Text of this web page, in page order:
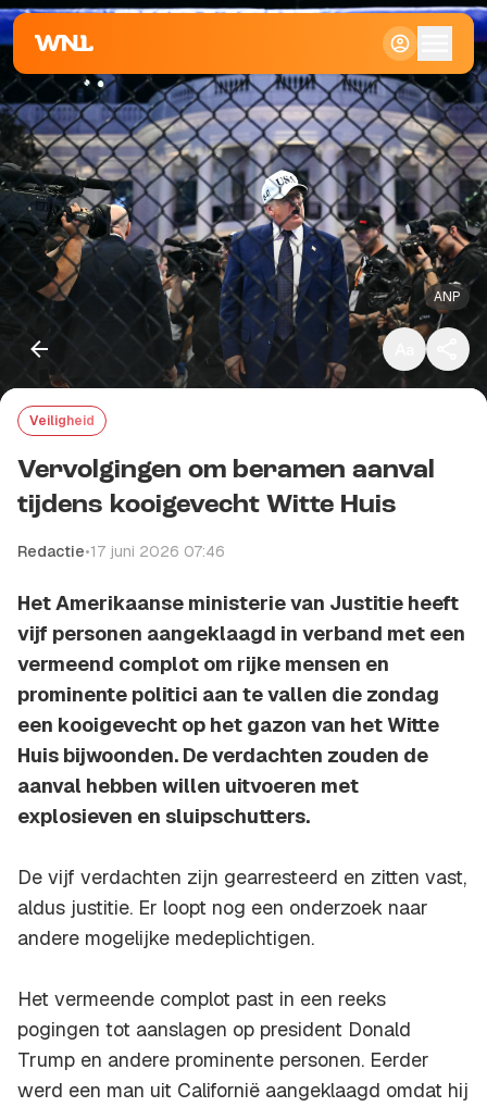
ANP
Klein
Standaard
Groot
Veiligheid
Vervolgingen om beramen aanval
tijdens kooigevecht Witte Huis
Redactie•17 juni 2026 07:46
Het Amerikaanse ministerie van Justitie heeft
vijf personen aangeklaagd in verband met een
vermeend complot om rijke mensen en
prominente politici aan te vallen die zondag
een kooigevecht op het gazon van het Witte
Huis bijwoonden. De verdachten zouden de
aanval hebben willen uitvoeren met
explosieven en sluipschutters.
De vijf verdachten zijn gearresteerd en zitten vast,
aldus justitie. Er loopt nog een onderzoek naar
andere mogelijke medeplichtigen.
Het vermeende complot past in een reeks
pogingen tot aanslagen op president Donald
Trump en andere prominente personen. Eerder
werd een man uit Californië aangeklaagd omdat hij